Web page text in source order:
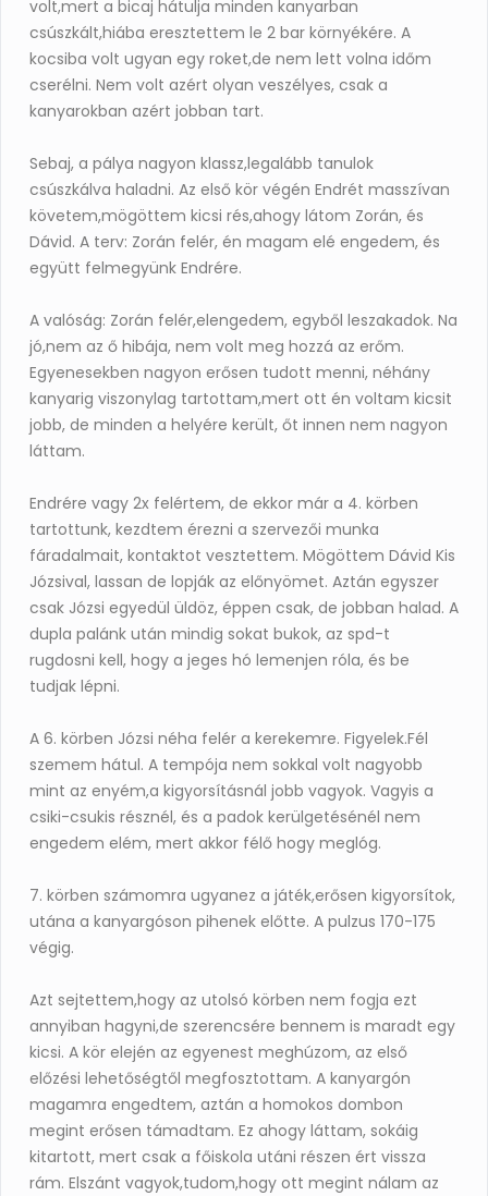
volt,mert a bicaj hátulja minden kanyarban
csúszkált,hiába eresztettem le 2 bar környékére. A
kocsiba volt ugyan egy roket,de nem lett volna időm
cserélni. Nem volt azért olyan veszélyes, csak a
kanyarokban azért jobban tart.
Sebaj, a pálya nagyon klassz,legalább tanulok
csúszkálva haladni. Az első kör végén Endrét masszívan
követem,mögöttem kicsi rés,ahogy látom Zorán, és
Dávid. A terv: Zorán felér, én magam elé engedem, és
együtt felmegyünk Endrére.
A valóság: Zorán felér,elengedem, egyből leszakadok. Na
jó,nem az ő hibája, nem volt meg hozzá az erőm.
Egyenesekben nagyon erősen tudott menni, néhány
kanyarig viszonylag tartottam,mert ott én voltam kicsit
jobb, de minden a helyére került, őt innen nem nagyon
láttam.
Endrére vagy 2x felértem, de ekkor már a 4. körben
tartottunk, kezdtem érezni a szervezői munka
fáradalmait, kontaktot vesztettem. Mögöttem Dávid Kis
Józsival, lassan de lopják az előnyömet. Aztán egyszer
csak Józsi egyedül üldöz, éppen csak, de jobban halad. A
dupla palánk után mindig sokat bukok, az spd-t
rugdosni kell, hogy a jeges hó lemenjen róla, és be
tudjak lépni.
A 6. körben Józsi néha felér a kerekemre. Figyelek.Fél
szemem hátul. A tempója nem sokkal volt nagyobb
mint az enyém,a kigyorsításnál jobb vagyok. Vagyis a
csiki-csukis résznél, és a padok kerülgetésénél nem
engedem elém, mert akkor félő hogy meglóg.
7. körben számomra ugyanez a játék,erősen kigyorsítok,
utána a kanyargóson pihenek előtte. A pulzus 170-175
végig.
Azt sejtettem,hogy az utolsó körben nem fogja ezt
annyiban hagyni,de szerencsére bennem is maradt egy
kicsi. A kör elején az egyenest meghúzom, az első
előzési lehetőségtől megfosztottam. A kanyargón
magamra engedtem, aztán a homokos dombon
megint erősen támadtam. Ez ahogy láttam, sokáig
kitartott, mert csak a főiskola utáni részen ért vissza
rám. Elszánt vagyok,tudom,hogy ott megint nálam az